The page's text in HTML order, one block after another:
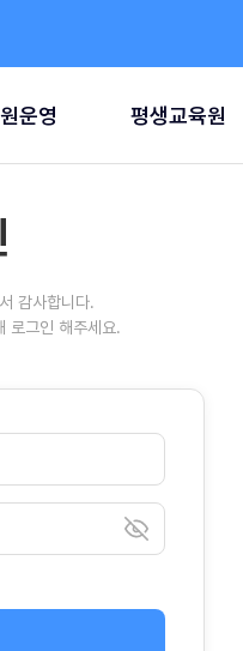
원운영 평생교육원
감사합니다.
로그인 해주세요.